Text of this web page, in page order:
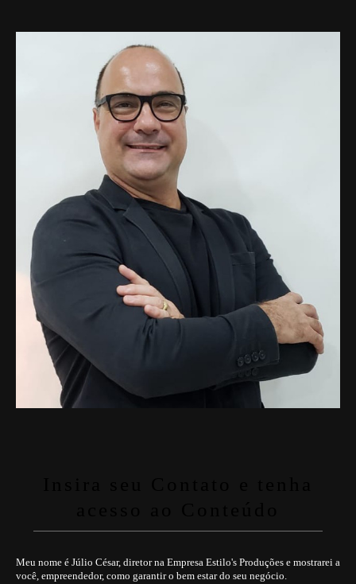
Meu nome é Júlio César, diretor na Empresa Estilo's Produções e mostrarei a
você, empreendedor, como garantir o bem estar do seu negócio.